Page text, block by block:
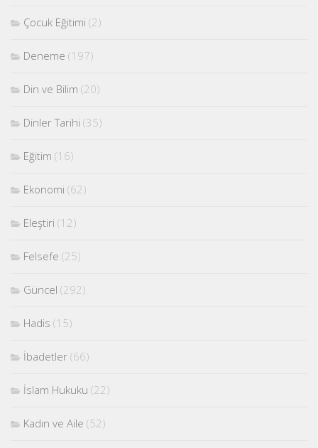
Çocuk Eğitimi (2)
Deneme (197)
Din ve Bilim (20)
Dinler Tarihi (35)
Eğitim (16)
Ekonomi (62)
Eleştiri (12)
Felsefe (25)
Güncel (292)
Hadis (15)
İbadetler (66)
İslam Hukuku (22)
Kadın ve Aile (52)